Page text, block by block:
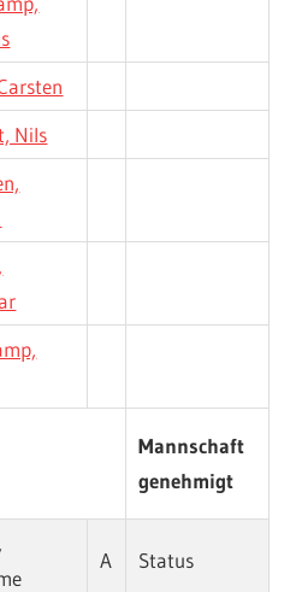
Nils
Mannschaft
genehmigt
A Status